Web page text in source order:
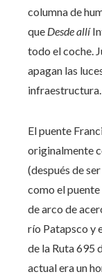
columna de
que Desde allí
todo el coche.
apagan las
infraestructura.
El puente
originalmente
(después de
como el
de arco de
río Patapsco y
de la Ruta 695
actual era un